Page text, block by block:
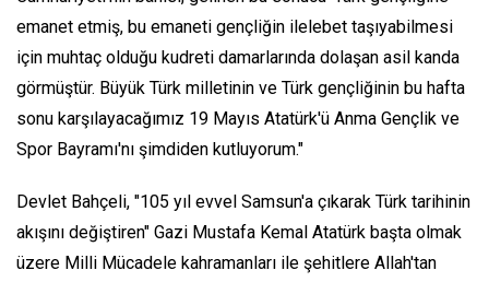
emanet etmiş, bu emaneti gençliğin ilelebet taşıyabilmesi
için muhtaç olduğu kudreti damarlarında dolaşan asil kanda
görmüştür. Büyük Türk milletinin ve Türk gençliğinin bu hafta
sonu karşılayacağımız 19 Mayıs Atatürk'ü Anma Gençlik ve
Spor Bayramı'nı şimdiden kutluyorum."
Devlet Bahçeli, "105 yıl evvel Samsun'a çıkarak Türk tarihinin
akışını değiştiren" Gazi Mustafa Kemal Atatürk başta olmak
üzere Milli Mücadele kahramanları ile şehitlere Allah'tan